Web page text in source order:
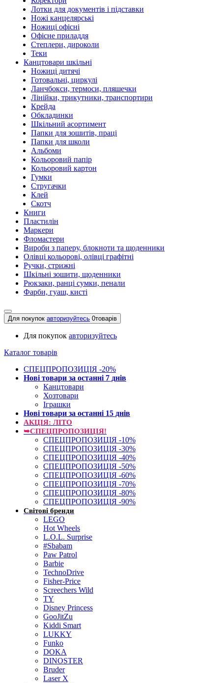
Лотки для документів і підставки
Ножі канцелярські
Ножиці офісні
Офісне приладдя
Степлери, дироколи
Теки
Канцтовари шкільні
Ножиці дитячі
Готовальні, циркулі
Ланчбокси, термоси, пляшечки
Лінійки, трикутники, транспортири
Крейда
Обкладинки
Шкільний асортимент
Папки для зошитів, праці
Папки для школи
Альбоми
Кольоровий папір
Кольоровий картон
Гумки
Стругачки
Клей
Скотч
Книги
Пластилін
Маркери
Фломастери
Вироби з паперу, блокноти та щоденники
Олівці кольорові, олівці графітні
Ручки, стрижні
Шкільні зошити, щоденники
Рюкзаки, ранці сумки, пенали
Фарби, гуаш, кисті
Для покупок авторизуйтесь 0товарів
Для покупок авторизуйтесь
Каталог товарів
СПЕЦПРОПОЗИЦІЯ -20%
Нові товари за останнi 7 днiв
Канцтовари
Хозтовари
Іграшки
Нові товари за останнi 15 днiв
АКЦІЯ: ЛІТО
➥СПЕЦПРОПОЗИЦІЯ!
СПЕЦПРОПОЗИЦІЯ -10%
СПЕЦПРОПОЗИЦІЯ -30%
СПЕЦПРОПОЗИЦІЯ -40%
СПЕЦПРОПОЗИЦІЯ -50%
СПЕЦПРОПОЗИЦІЯ -60%
СПЕЦПРОПОЗИЦІЯ -70%
СПЕЦПРОПОЗИЦІЯ -80%
СПЕЦПРОПОЗИЦІЯ -90%
Світові бренди
LEGO
Hot Wheels
L.O.L. Surprise
#Sbabam
Paw Patrol
Barbie
TechnoDrive
Fisher-Price
Screechers Wild
TY
Disney Princess
GooJitZu
Kiddi Smart
LUKKY
Funko
DOKA
DINOSTER
Bruder
Laser X